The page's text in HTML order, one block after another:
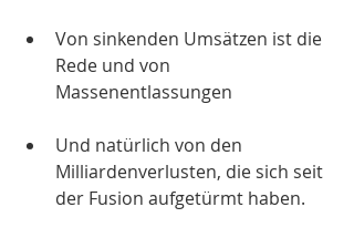
Von sinkenden Umsätzen ist die
Rede und von
Massenentlassungen
Und natürlich von den
Milliardenverlusten, die sich seit
der Fusion aufgetürmt haben.